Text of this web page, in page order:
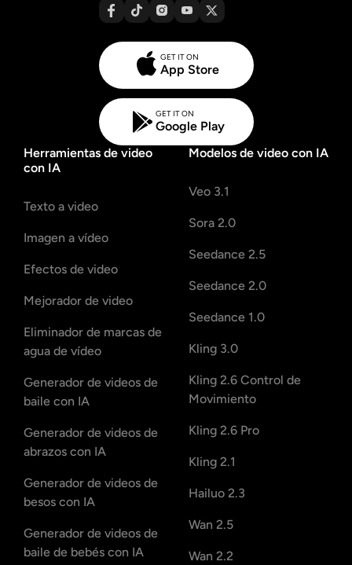
GET IT ON
App Store
GET IT ON
Google Play
Herramientas de video
con IA
Texto a video
Imagen a vídeo
Efectos de video
Mejorador de video
Eliminador de marcas de
agua de vídeo
Generador de videos de
baile con IA
Generador de videos de
abrazos con IA
Generador de videos de
besos con IA
Generador de videos de
baile de bebés con IA
Modelos de video con IA
Veo 3.1
Sora 2.0
Seedance 2.5
Seedance 2.0
Seedance 1.0
Kling 3.0
Kling 2.6 Control de
Movimiento
Kling 2.6 Pro
Kling 2.1
Hailuo 2.3
Wan 2.5
Wan 2.2